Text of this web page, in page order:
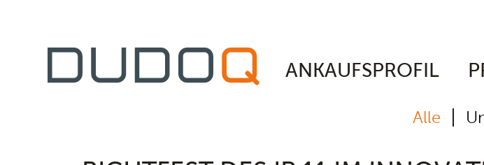
ANKAUFSPROFIL
Alle